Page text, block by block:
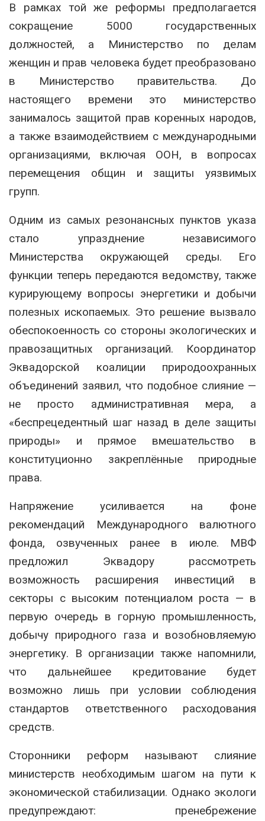
В рамках той же реформы предполагается
сокращение 5000 государственных
должностей, а Министерство по делам
женщин и прав человека будет преобразовано
в Министерство правительства. До
настоящего времени это министерство
занималось защитой прав коренных народов,
а также взаимодействием с международными
организациями, включая ООН, в вопросах
перемещения общин и защиты уязвимых
групп.
Одним из самых резонансных пунктов указа
стало упразднение независимого
Министерства окружающей среды. Его
функции теперь передаются ведомству, также
курирующему вопросы энергетики и добычи
полезных ископаемых. Это решение вызвало
обеспокоенность со стороны экологических и
правозащитных организаций. Координатор
Эквадорской коалиции природоохранных
объединений заявил, что подобное слияние —
не просто административная мера, а
«беспрецедентный шаг назад в деле защиты
природы» и прямое вмешательство в
конституционно закреплённые природные
права.
Напряжение усиливается на фоне
рекомендаций Международного валютного
фонда, озвученных ранее в июле. МВФ
предложил Эквадору рассмотреть
возможность расширения инвестиций в
секторы с высоким потенциалом роста — в
первую очередь в горную промышленность,
добычу природного газа и возобновляемую
энергетику. В организации также напомнили,
что дальнейшее кредитование будет
возможно лишь при условии соблюдения
стандартов ответственного расходования
средств.
Сторонники реформ называют слияние
министерств необходимым шагом на пути к
экономической стабилизации. Однако экологи
предупреждают: пренебрежение